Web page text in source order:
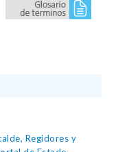
Regidores y